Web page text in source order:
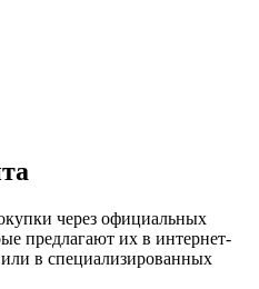
через официальных
предлагают их в интернет-
в специализированных